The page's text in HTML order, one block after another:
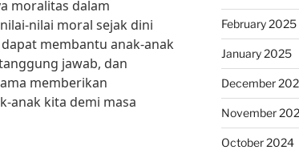
moralitas dalam
nilai moral sejak dini
membantu anak-anak
jawab, dan
memberikan
anak kita demi masa
February 2025
January 2025
December
November
October 2024